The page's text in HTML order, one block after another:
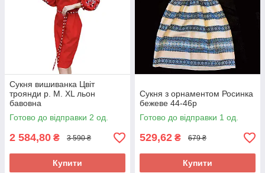
Сукня вишиванка Цвіт
троянди р. М. XL льон
бавовна
Готово до відправки 2 од.
2 584,80 ₴ 3 590 ₴
Купити
Сукня з орнаментом Росинка
бежеве 44-46р
Готово до відправки 1 од.
529,62 ₴ 679 ₴
Купити